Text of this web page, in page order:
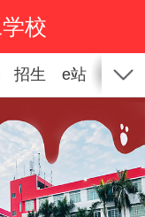
校
招生 e站 新闻